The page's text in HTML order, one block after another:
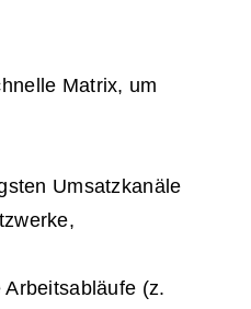
Matrix, um
Umsatzkanäle
(z.